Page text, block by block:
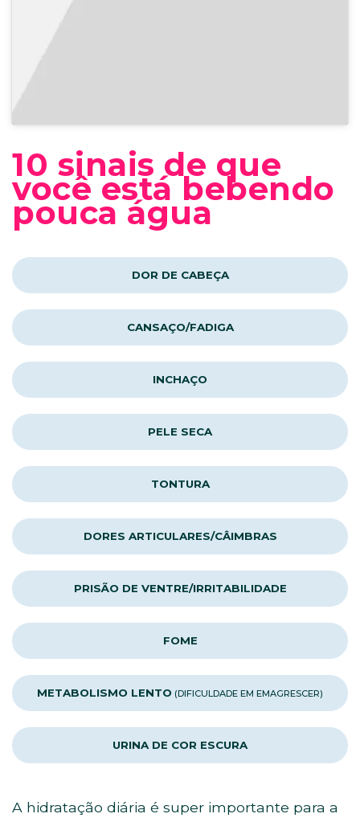
10 sinais de que
você está bebendo
pouca água
DOR DE CABEÇA
CANSAÇO/FADIGA
INCHAÇO
PELE SECA
TONTURA
DORES ARTICULARES/CÂIMBRAS
PRISÃO DE VENTRE/IRRITABILIDADE
FOME
METABOLISMO LENTO (DIFICULDADE EM EMAGRESCER)
URINA DE COR ESCURA
A hidratação diária é super importante para a